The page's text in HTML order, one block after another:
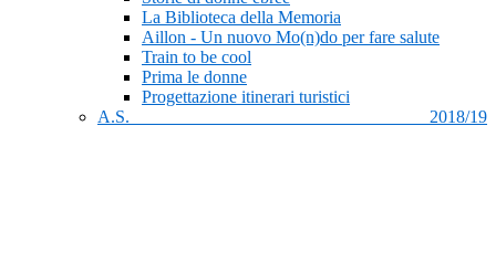
La Biblioteca della Memoria
Aillon - Un nuovo Mo(n)do per fare salute
Train to be cool
Prima le donne
Progettazione itinerari turistici
A.S. 2018/19